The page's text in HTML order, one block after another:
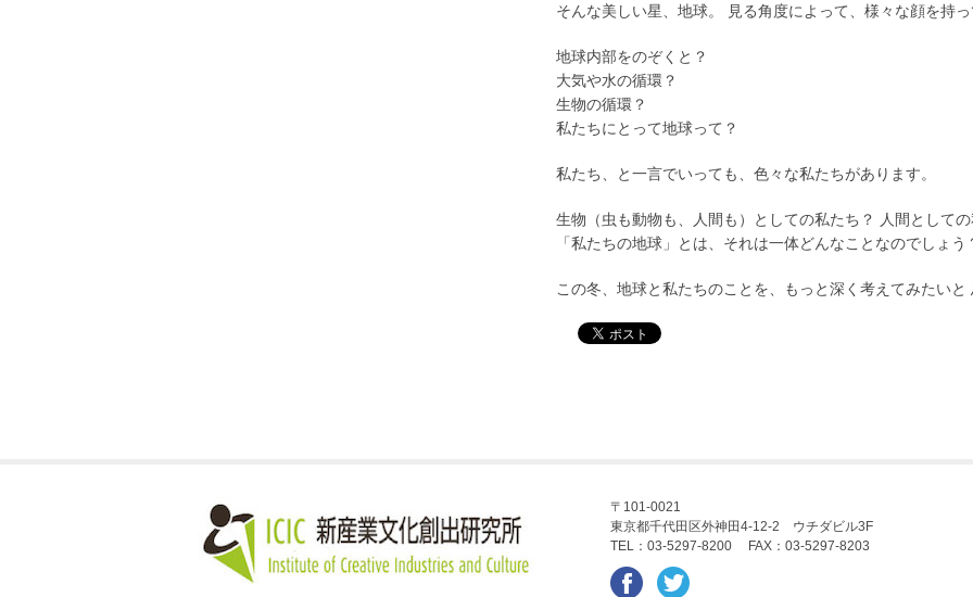
そんな美しい星、地球。 見る角度によって、様々な顔を持っ
地球内部をのぞくと？
大気や水の循環？
生物の循環？
私たちにとって地球って？
私たち、と一言でいっても、色々な私たちがあります。
生物（虫も動物も、人間も）としての私たち？ 人間として
「私たちの地球」とは、それは一体どんなことなのでしょう
この冬、地球と私たちのことを、もっと深く考えてみたいと
〒101-0021
東京都千代田区外神田4-12-2 ウチダビル3F
TEL：03-5297-8200 FAX：03-5297-8203